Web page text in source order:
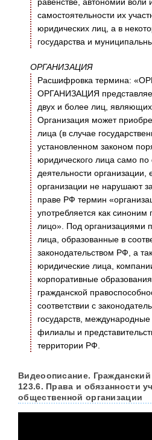
самостоятельности их
юридических лиц, а в
государства и
ОРГАНИЗАЦИЯ
Расшифровка термина:
ОРГАНИЗАЦИЯ
двух и более лиц,
Организация может
лица (в случае
установленном законом
юридического лица само по
деятельности
организации не нарушают
праве РФ термин
употребляется как
лицо». Под организациями
лица, образованные в
законодательством РФ, а
юридические лица,
корпоративные
гражданской
соответствии с
государств,
филиалы и
территории РФ.
Видеоописание.
123.6. Права и обязанности
общественной организации